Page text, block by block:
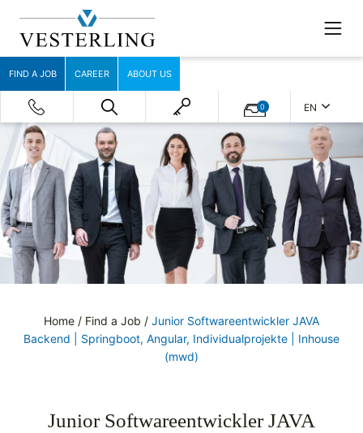
FIND A JOB CAREER ABOUT US
0 EN
Home / Find a Job / Junior Softwareentwickler JAVA
Backend | Springboot, Angular, Individualprojekte | Inhouse
(mwd)
Junior Softwareentwickler JAVA